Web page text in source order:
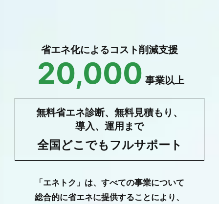
省エネ化によるコスト削減支援
20,000 事業以上
無料省エネ診断、無料見積もり、
導入、運用まで
全国どこでもフルサポート
「エネトク」は、すべての事業について
総合的に省エネに提供することにより、